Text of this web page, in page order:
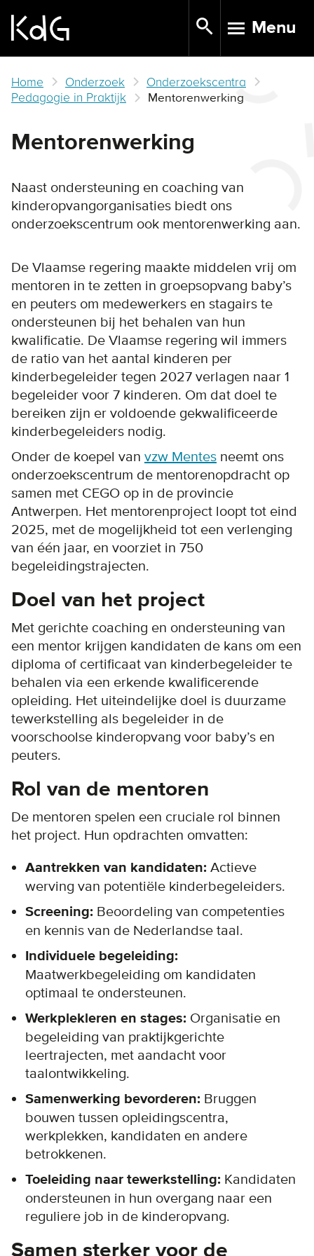
main
TOGGLE
Menu
Home Onderzoek
Onderzoekscentra
Pedagogie in Praktijk
Mentorenwerking
Mentorenwerking
Naast ondersteuning en coaching van
kinderopvangorganisaties biedt ons
onderzoekscentrum ook mentorenwerking aan.
De Vlaamse regering maakte middelen vrij om
mentoren in te zetten in groepsopvang baby’s
en peuters om medewerkers en stagairs te
ondersteunen bij het behalen van hun
kwalificatie. De Vlaamse regering wil immers
de ratio van het aantal kinderen per
kinderbegeleider tegen 2027 verlagen naar 1
begeleider voor 7 kinderen. Om dat doel te
bereiken zijn er voldoende gekwalificeerde
kinderbegeleiders nodig.
Onder de koepel van vzw Mentes neemt ons
onderzoekscentrum de mentorenopdracht op
samen met CEGO op in de provincie
Antwerpen. Het mentorenproject loopt tot eind
2025, met de mogelijkheid tot een verlenging
van één jaar, en voorziet in 750
begeleidingstrajecten.
Doel van het project
Met gerichte coaching en ondersteuning van
een mentor krijgen kandidaten de kans om een
diploma of certificaat van kinderbegeleider te
behalen via een erkende kwalificerende
opleiding. Het uiteindelijke doel is duurzame
tewerkstelling als begeleider in de
voorschoolse kinderopvang voor baby’s en
peuters.
Rol van de mentoren
De mentoren spelen een cruciale rol binnen
het project. Hun opdrachten omvatten:
Aantrekken van kandidaten: Actieve
werving van potentiële kinderbegeleiders.
Screening: Beoordeling van competenties
en kennis van de Nederlandse taal.
Individuele begeleiding:
Maatwerkbegeleiding om kandidaten
optimaal te ondersteunen.
Werkplekleren en stages: Organisatie en
begeleiding van praktijkgerichte
leertrajecten, met aandacht voor
taalontwikkeling.
Samenwerking bevorderen: Bruggen
bouwen tussen opleidingscentra,
werkplekken, kandidaten en andere
betrokkenen.
Toeleiding naar tewerkstelling: Kandidaten
ondersteunen in hun overgang naar een
reguliere job in de kinderopvang.
Samen sterker voor de